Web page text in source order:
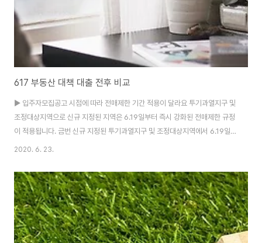
617 부동산 대책 대출 전후 비교
▶ 입주자모집공고 시점에 따라 전매제한 기간 적용이 달라요 투기과열지구 및
조정대상지역으로 신규 지정된 지역은 6.19일부터 즉시 강화된 전매제한 규정
이 적용됩니다. 금번 신규 지정된 투기과열지구 및 조정대상지역에서 6.19일
이후 입주자모집공고 승인 신청을 한 단지는 소유권이전등기시까지 분양권 전
를 목적으로 분양권을 보시는 분들은 6.19 이전 입주자모집공고 승인 신청이
완료되었는지 여부를 중점적으로 보셔야 겠네요. 6.19일 이전 입주자모집공고
승인 신청을 완료한 단지의 경우, 투기과열지구는 종전의 전매제한 기간 종료
시 1회에 한해 전매가 가능하며, 해당 분양권의 매수자는 소유권이전등기시까
지 전매 불가 입니다. 조정대상..
2020. 6. 23.